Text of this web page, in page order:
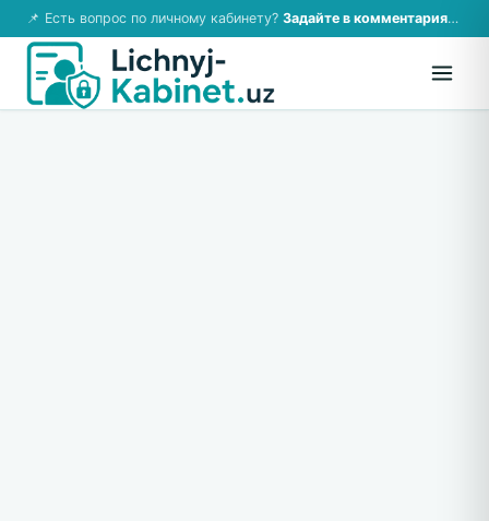
📌 Есть вопрос по личному кабинету? Задайте в комментариях — ответим!